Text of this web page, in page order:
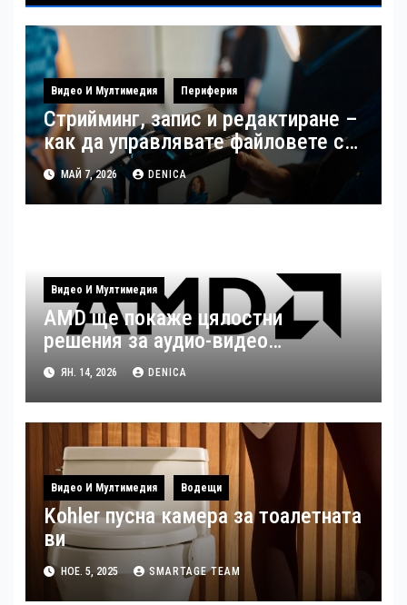
Видео И Мултимедия Периферия
Стрийминг, запис и редактиране –
как да управлявате файловете си
като създател
МАЙ 7, 2026 DENICA
Видео И Мултимедия
AMD ще покаже цялостни
решения за аудио-видео
излъчвания по време на ISE 2026
ЯН. 14, 2026 DENICA
Видео И Мултимедия Водещи
Kohler пусна камера за тоалетната
ви
НОЕ. 5, 2025 SMARTAGE TEAM